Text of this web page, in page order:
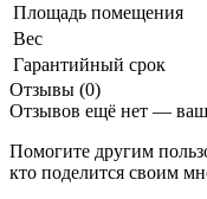
Площадь помещения
Вес
Гарантийный срок
Отзывы (0)
Отзывов ещё нет —
Помогите другим
кто поделится своим